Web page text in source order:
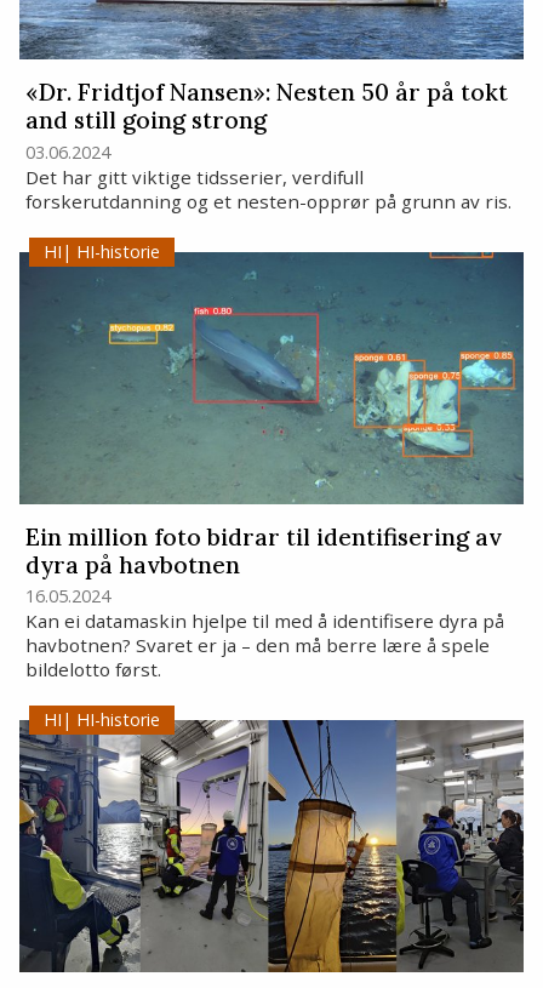
«Dr. Fridtjof Nansen»: Nesten 50 år på tokt
and still going strong
03.06.2024
Det har gitt viktige tidsserier, verdifull
forskerutdanning og et nesten-opprør på grunn av ris.
HI-historie
Ein million foto bidrar til identifisering av
dyra på havbotnen
16.05.2024
Kan ei datamaskin hjelpe til med å identifisere dyra på
havbotnen? Svaret er ja – den må berre lære å spele
bildelotto først.
HI-historie